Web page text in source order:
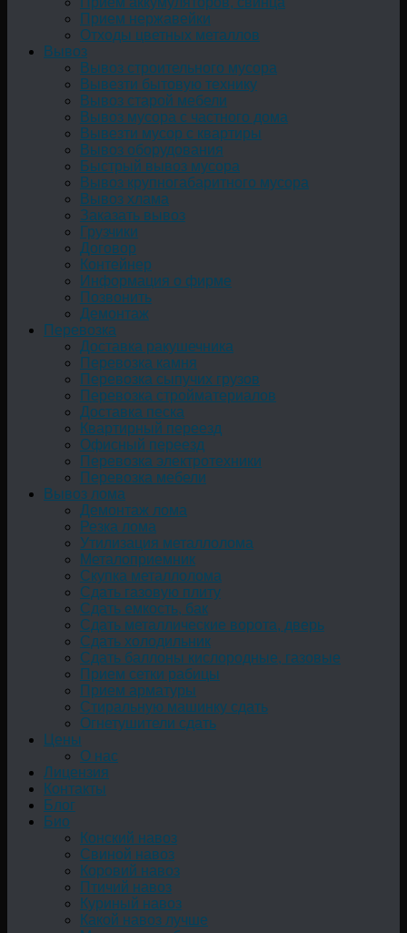
Прием нержавейки
Отходы цветных металлов
Вывоз
Вывоз строительного мусора
Вывезти бытовую технику
Вывоз старой мебели
Вывоз мусора с частного дома
Вывезти мусор с квартиры
Вывоз оборудования
Быстрый вывоз мусора
Вывоз крупногабаритного мусора
Вывоз хлама
Заказать вывоз
Грузчики
Договор
Контейнер
Информация о фирме
Позвонить
Демонтаж
Перевозка
Доставка ракушечника
Перевозка камня
Перевозка сыпучих грузов
Перевозка стройматериалов
Доставка песка
Квартирный переезд
Офисный переезд
Перевозка электротехники
Перевозка мебели
Вывоз лома
Демонтаж лома
Резка лома
Утилизация металлолома
Металоприемник
Скупка металлолома
Сдать газовую плиту
Сдать емкость, бак
Cдать металлические ворота, дверь
Сдать холодильник
Сдать баллоны кислородные, газовые
Прием сетки рабицы
Прием арматуры
Стиральную машинку сдать
Огнетушители сдать
Цены
О нас
Лицензия
Контакты
Блог
Био
Конский навоз
Свиной навоз
Коровий навоз
Птичий навоз
Куриный навоз
Какой навоз лучше